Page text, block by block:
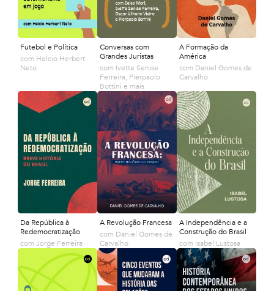
Futebol e Política
com Helcio Herbert
Neto
Conversas com
Grandes Juristas
com Ivette Senise
Ferreira, Pierpaolo
Bottini e mais
A Formação da
América
com Daniel Gomes de
Carvalho
Da República à
Redemocratização
com Jorge Ferreira
A Revolução Francesa
com Daniel Gomes de
Carvalho
A Independência e a
Construção do Brasil
com Isabel Lustosa